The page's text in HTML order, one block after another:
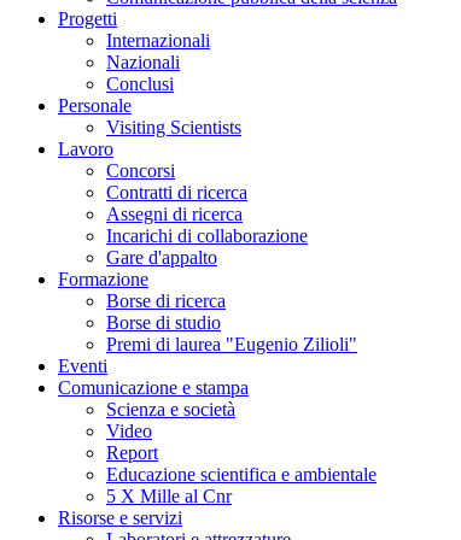
Progetti
Internazionali
Nazionali
Conclusi
Personale
Visiting Scientists
Lavoro
Concorsi
Contratti di ricerca
Assegni di ricerca
Incarichi di collaborazione
Gare d'appalto
Formazione
Borse di ricerca
Borse di studio
Premi di laurea "Eugenio Zilioli"
Eventi
Comunicazione e stampa
Scienza e società
Video
Report
Educazione scientifica e ambientale
5 X Mille al Cnr
Risorse e servizi